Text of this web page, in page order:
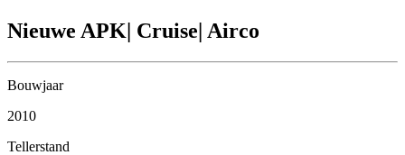
Nieuwe APK| Cruise| Airco
Bouwjaar
2010
Tellerstand